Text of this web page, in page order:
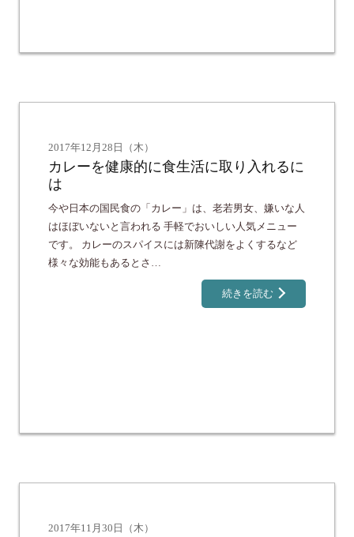
2017年12月28日（木）
カレーを健康的に食生活に取り入れるに
は
今や日本の国民食の「カレー」は、老若男女、嫌いな人
はほぼいないと言われる 手軽でおいしい人気メニュー
です。 カレーのスパイスには新陳代謝をよくするなど
様々な効能もあるとさ…
続きを読む
2017年11月30日（木）